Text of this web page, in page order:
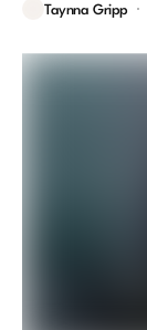
Taynna Gripp